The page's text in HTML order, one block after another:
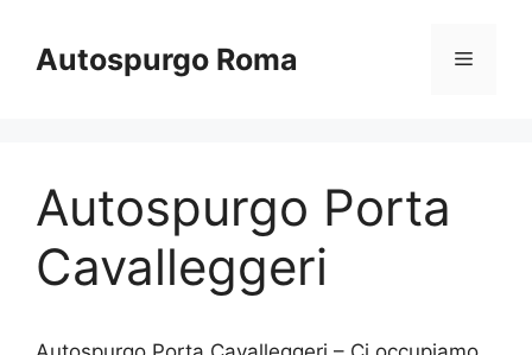
contenuto
Autospurgo Roma Menu
Autospurgo Porta
Cavalleggeri